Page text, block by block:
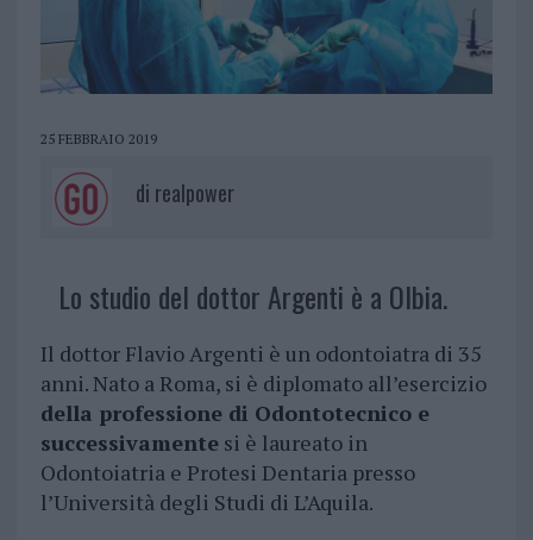
25 FEBBRAIO 2019
di realpower
Lo studio del dottor Argenti è a Olbia.
Il dottor Flavio Argenti è un odontoiatra di 35
anni. Nato a Roma, si è diplomato all’esercizio
della professione di Odontotecnico e
successivamentesi è laureato in
Odontoiatria e Protesi Dentaria presso
l’Università degli Studi di L’Aquila.